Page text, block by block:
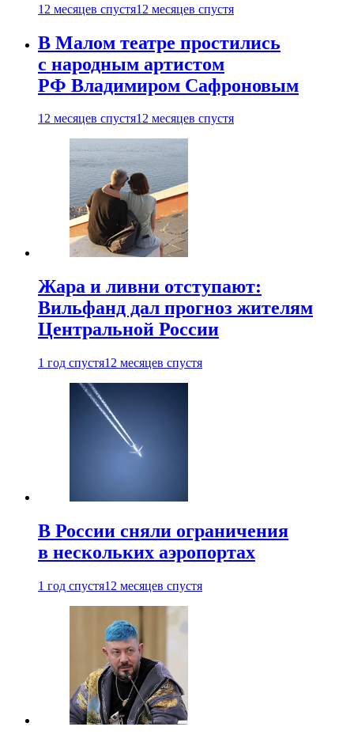
12 месяцев спустя12 месяцев спустя
В Малом театре простились
с народным артистом
РФ Владимиром Сафроновым
12 месяцев спустя12 месяцев спустя
Жара и ливни отступают:
Вильфанд дал прогноз жителям
Центральной России
1 год спустя12 месяцев спустя
В России сняли ограничения
в нескольких аэропортах
1 год спустя12 месяцев спустя